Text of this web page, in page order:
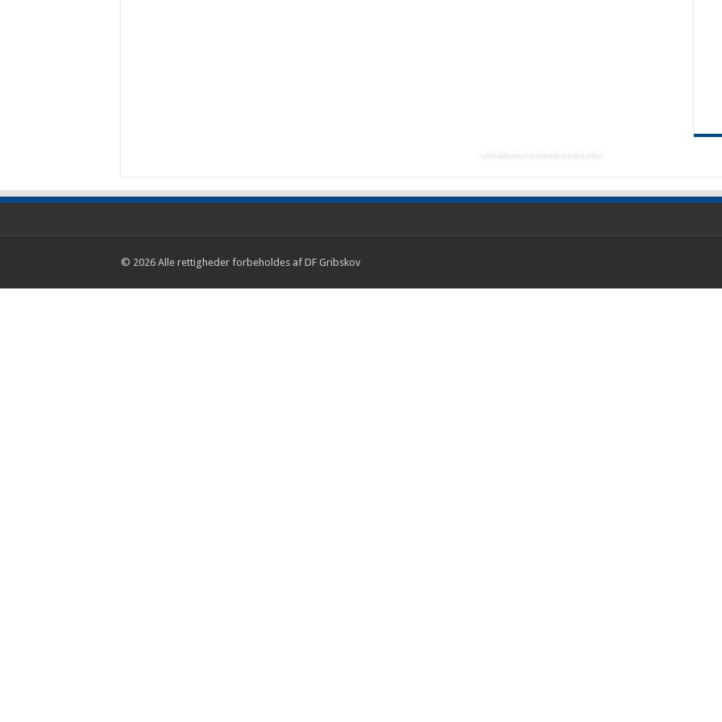
© 2026 Alle rettigheder forbeholdes af DF Gribskov